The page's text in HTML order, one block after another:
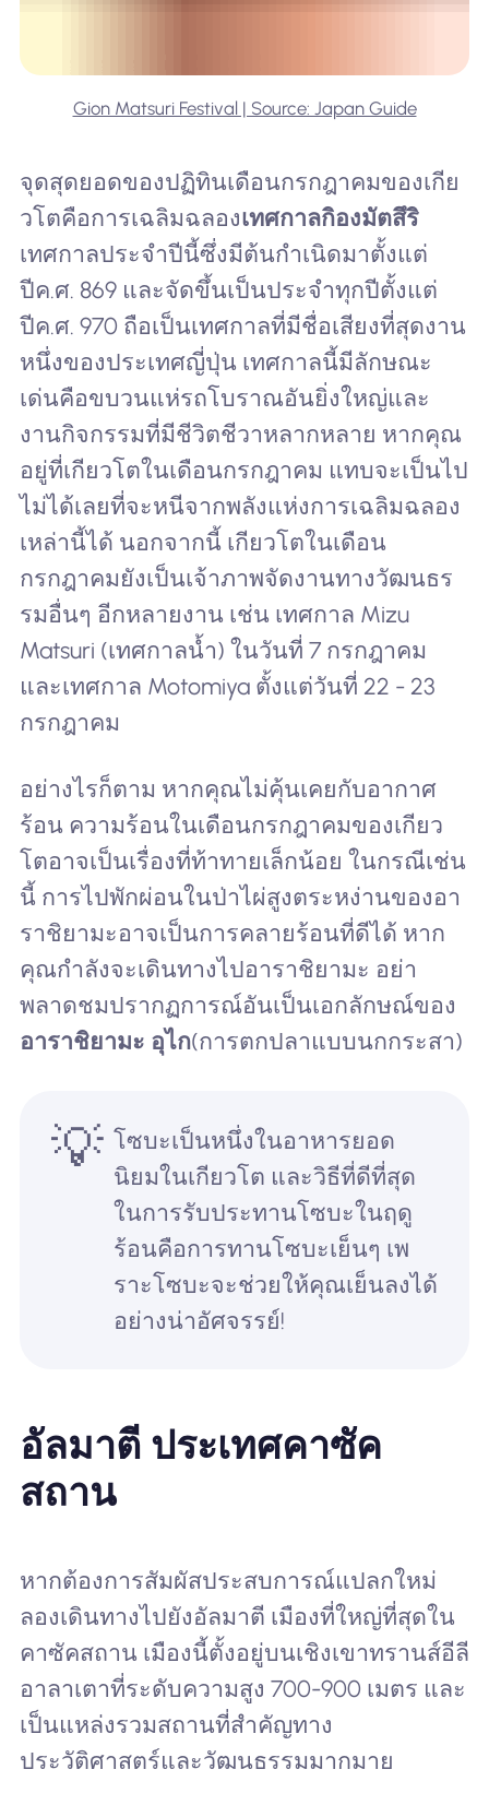
Gion Matsuri Festival | Source: Japan Guide
จุดสุดยอดของปฏิทินเดือนกรกฎาคมของเกีย
วโตคือการเฉลิมฉลองเทศกาลกิองมัตสึริ
เทศกาลประจำปีนี้ซึ่งมีต้นกำเนิดมาตั้งแต่
ปีค.ศ. 869 และจัดขึ้นเป็นประจำทุกปีตั้งแต่
ปีค.ศ. 970 ถือเป็นเทศกาลที่มีชื่อเสียงที่สุดงาน
หนึ่งของประเทศญี่ปุ่น เทศกาลนี้มีลักษณะ
เด่นคือขบวนแห่รถโบราณอันยิ่งใหญ่และ
งานกิจกรรมที่มีชีวิตชีวาหลากหลาย หากคุณ
อยู่ที่เกียวโตในเดือนกรกฎาคม แทบจะเป็นไป
ไม่ได้เลยที่จะหนีจากพลังแห่งการเฉลิมฉลอง
เหล่านี้ได้ นอกจากนี้ เกียวโตในเดือน
กรกฎาคมยังเป็นเจ้าภาพจัดงานทางวัฒนธร
รมอื่นๆ อีกหลายงาน เช่น เทศกาล Mizu
Matsuri (เทศกาลน้ำ) ในวันที่ 7 กรกฎาคม
และเทศกาล Motomiya ตั้งแต่วันที่ 22 - 23
กรกฎาคม
อย่างไรก็ตาม หากคุณไม่คุ้นเคยกับอากาศ
ร้อน ความร้อนในเดือนกรกฎาคมของเกียว
โตอาจเป็นเรื่องที่ท้าทายเล็กน้อย ในกรณีเช่น
นี้ การไปพักผ่อนในป่าไผ่สูงตระหง่านของอา
ราชิยามะอาจเป็นการคลายร้อนที่ดีได้ หาก
คุณกำลังจะเดินทางไปอาราชิยามะ อย่า
พลาดชมปรากฏการณ์อันเป็นเอกลักษณ์ของ
อาราชิยามะ อุไก(การตกปลาแบบนกกระสา)
💡 โซบะเป็นหนึ่งในอาหารยอด
นิยมในเกียวโต และวิธีที่ดีที่สุด
ในการรับประทานโซบะในฤดู
ร้อนคือการทานโซบะเย็นๆ เพ
ราะโซบะจะช่วยให้คุณเย็นลงได้
อย่างน่าอัศจรรย์!
อัลมาตี ประเทศคาซัค
สถาน
หากต้องการสัมผัสประสบการณ์แปลกใหม่
ลองเดินทางไปยังอัลมาตี เมืองที่ใหญ่ที่สุดใน
คาซัคสถาน เมืองนี้ตั้งอยู่บนเชิงเขาทรานส์อีลี
อาลาเตาที่ระดับความสูง 700-900 เมตร และ
เป็นแหล่งรวมสถานที่สำคัญทาง
ประวัติศาสตร์และวัฒนธรรมมากมาย